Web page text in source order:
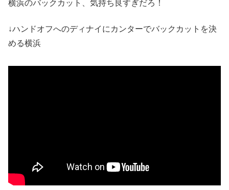
横浜のバックカット、気持ち良すぎだろ！
↓ハンドオフへのディナイにカンターでバックカットを決
める横浜